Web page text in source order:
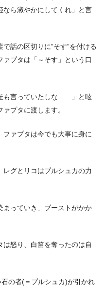
なら淑やかにしてくれ」と言
話の区切りに”そす”を付ける
ァプタは「～そす」という口
も言っていたしな……」と呟
プタに渡します。
ァプタは今でも大事に身に
グとリコはプルシュカの力
まっていき、ブーストがかか
怒り、白笛を奪ったのは自
の者(＝プルシュカ)が引かれ